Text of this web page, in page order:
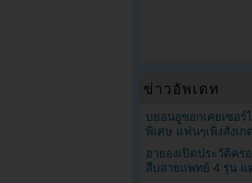
ข่าวอัพเดท
บยอนอูซอกเคยเซอร์
พิเศษ แฟนๆเพิ่งสังเ
ฮายองเปิดประวัติคร
สืบสายแพทย์ 4 รุ่น แ